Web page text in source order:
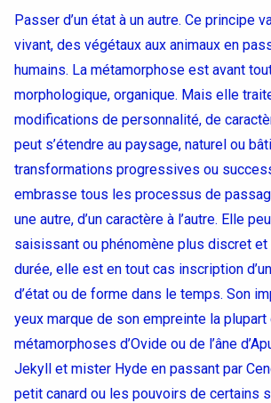
Accéder au site officiel de l'école
Passer d’un état à un autre. Ce principe
vivant, des végétaux aux animaux en
humains. La métamorphose est avant
morphologique, organique. Mais elle
modifications de personnalité, de
peut s’étendre au paysage, naturel ou
transformations progressives ou
embrasse tous les processus de
une autre, d’un caractère à l’autre. Elle
saisissant ou phénomène plus discret
durée, elle est en tout cas inscription
d’état ou de forme dans le temps. Son
yeux marque de son empreinte la
métamorphoses d’Ovide ou de l’âne
Jekyll et mister Hyde en passant par
petit canard ou les pouvoirs de certains